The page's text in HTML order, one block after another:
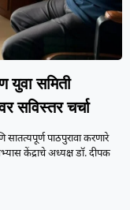
युवा समिती
सविस्तर चर्चा
सातत्यपूर्ण पाठपुरावा करणारे
केंद्राचे अध्यक्ष डॉ. दीपक